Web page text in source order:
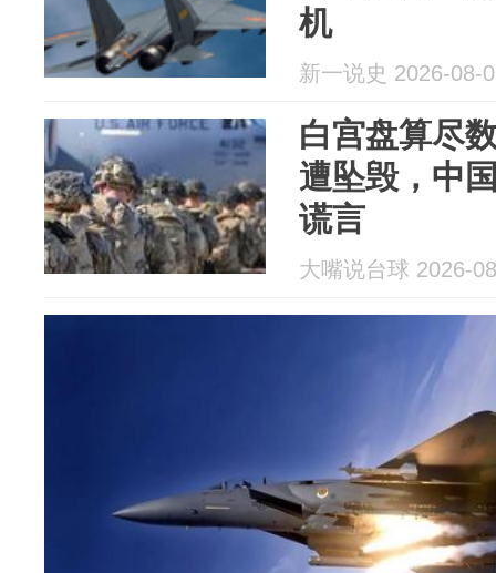
机
新一说史 2026-08-
白宫盘算尽
遭坠毁，中
谎言
大嘴说台球 2026-